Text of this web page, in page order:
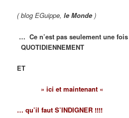
( blog EGuippe,le Monde )
… Ce n’est pas seulement une fois
QUOTIDIENNEMENT
ET
» ici et maintenant «
… qu’il faut S’INDIGNER !!!!